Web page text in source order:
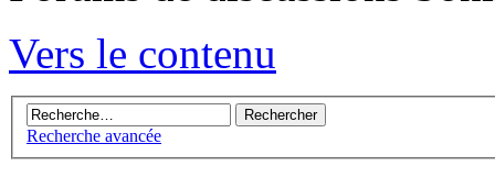
Vers le contenu
Recherche avancée